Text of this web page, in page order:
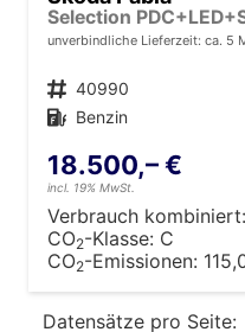
unverbindliche Lieferzeit: ca. 5
Fahrzeugnr. 40990
Kraftstoff Benzin
18.500,– €
incl. 19% MwSt.
Verbrauch kombiniert:
CO2-Klasse: C
CO2-Emissionen:
Datensätze pro Seite: